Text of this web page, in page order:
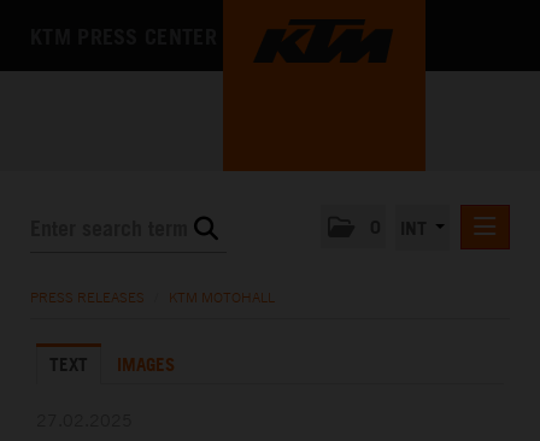
KTM X-BOW
PRESS RELEASES KTM MOTOHALL
TEXT IMAGES